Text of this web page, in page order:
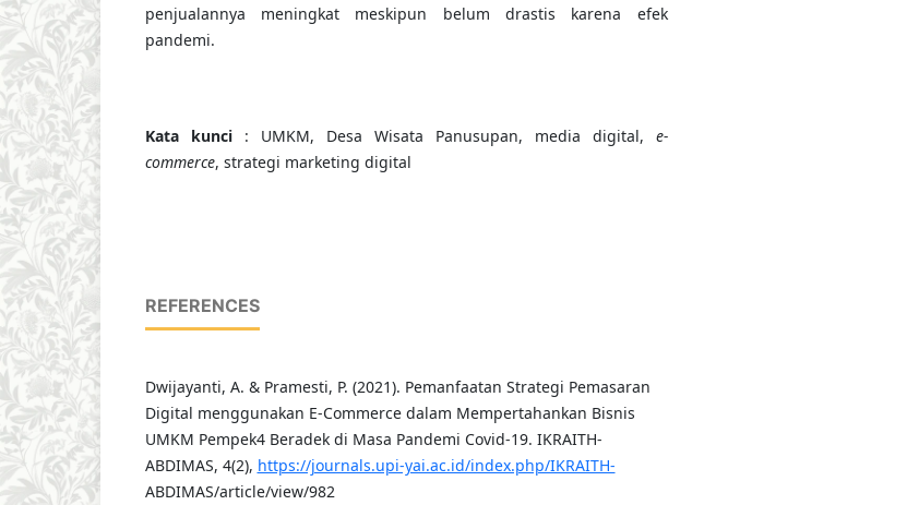
penjualannya meningkat meskipun belum drastis karena efek
pandemi.
Kata kunci : UMKM, Desa Wisata Panusupan, media digital, e-
commerce, strategi marketing digital
REFERENCES
Dwijayanti, A. & Pramesti, P. (2021). Pemanfaatan Strategi Pemasaran
Digital menggunakan E-Commerce dalam Mempertahankan Bisnis
UMKM Pempek4 Beradek di Masa Pandemi Covid-19. IKRAITH-
ABDIMAS, 4(2), https://journals.upi-yai.ac.id/index.php/IKRAITH-
ABDIMAS/article/view/982